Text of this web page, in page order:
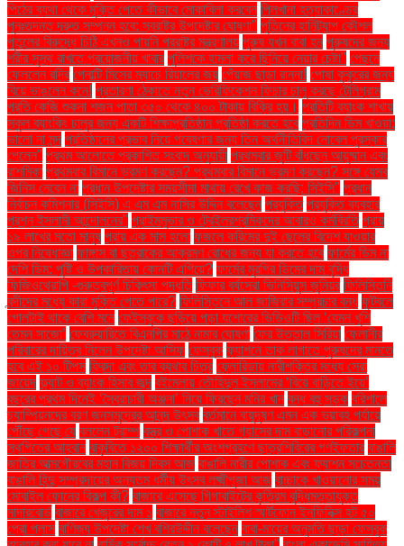
পিঠের ব্যথা থেকে মুক্তি পেতে কীভাবে মোকাবিলা করবেন পিলখানা হত্যাকাণ্ডের
পুনঃতদন্ত দ্রুত সম্পন্ন হবে: স্বরাষ্ট্র উপদেষ্টার ঘোষণা" পুতিনের হানিট্র্যাপ কৌশল
পুতুলের বিরুদ্ধে চিঠি এখনও পায়নি পররাষ্ট্র মন্ত্রণালয় পুরুষ যখন বাবা হন পুরুষদের জন্য
শরীর সুস্থ রাখতে প্রয়োজনীয় খাবার পুলিশকে হামলা করে ছিনিয়ে নেয়ার চেষ্টা" পেছনে
ফেললেন রদ্রি পেনাল্টি মিসের ম্যাচে রিয়ালের জয় পেঁয়াজ ছাড়া রান্না! পোষা কুকুরের জন্য
বিয়ে ভাঙলেন কনে! প্রতারণা ঠেকাতে নতুন ভেরিফিকেশন ফিচার চালু করছে টেলিগ্রাম
প্রতি কেজি শুকনা শজন পাতা ৩৫০ থেকে ৪০০ টাকায় বিক্রি হয়। প্রতিটি ব্যাংক শাখায়
স্কুল ব্যাংকিং চালুর জন্য একটি শিক্ষাপ্রতিষ্ঠান প্রতিষ্ঠা করতে হবে প্রতিদিন ডিম খাওয়া:
ভালো না মন্দ প্রতিষ্ঠানের প্রভাব নিয়ে গবেষণার জন্য তিন অর্থনীতিবিদ নোবেল পুরস্কার
পেলেন" প্রথম আলোতে প্রকাশিত সংবাদ অনুযায়ী প্রথমবার জুটি বাঁধছেন আয়ুষ্মান এবং
রাশমিকা প্রথমবার বিমানে ভ্রমণ করছেন? প্রথমবার বিমানে ভ্রমণ করছেন? সঙ্গে যেসব
জিনিস নেবেন না প্রধান উপদেষ্টার সময়সীমা মাথায় রেখে কাজ করছি: সিইসি" প্রধান
নির্বাচন কমিশনার (সিইসি) এ এম এম নাসির উদ্দিন বলেছেন প্রযুক্তি প্রযুক্তি ব্যবহার
প্রশ্ন ইসলামী আন্দোলনের" প্রাইমমুভার ও ট্রেইলরশ্রমিকদের আবারও কর্মবিরতি প্রায়
১৯ লাখের মতো মানুষ প্রায় এক মাস হলো ফজলে করিমের দুই ছেলের বিদেশ যাওয়ার
ওপর নিষেধাজ্ঞা ফাঙ্গাস বা ছত্রাকের আক্রমণ রোধের জন্য যা করতে হবে ফার্মের ডিম না
দেশি ডিম: পুষ্টি ও উপকারিতায় কোনটি এগিয়ে? ফার্মের মুরগির ডিমের দাম বৃদ্ধি
ফিজিওথেরাপি -গুরুত্বপূর্ণ চিকিৎসা পদ্ধতি ফিফার বর্ষসেরা ভিনিসিয়ুস জুনিয়র ফিলিস্তিনি
বন্দীদের মধ্যে কারা মুক্তি পেতে পারে? ফিলিস্তিনে আল জাজিরার সম্প্রচার বন্ধ ফুটবলে
গোলটাই থাকে বেশি মনে ফেইসবুকে ছড়িয়ে পড়া যশোরের ভিডিওটি ছিল ‘যেমন খুশি
তেমন সাজো’ ফেব্রুয়ারিতে বিএনপির মাঠে নামার ঘোষণা ফের উত্তাল সিরিয়া ফেলানীর
পরিবারের দায়িত্ব নিলেন উপদেষ্টা আসিফ ফেসবুক ফ্যাশনে তাক লাগাতে পুরুষদের মানতে
হবে এই ১০ টিপস ফ্রিদা এবং তার ব্যথার চিত্র ফ্লোরিডায় নারীশক্তির মধ্যে সেরা
জায়েদ ফ্ল্যাট ও ব্যাংক হিসাব জব্দ বইমেলায় তৌহিদুল ইসলামের ‘বিয়ে বাড়িতে ইয়ে’
বছরের প্রথম দিনেই ‘স্বৈরাচারী অঞ্জনা’ নিয়ে ফিরছেন মনির খান বন্ধ বহু সড়ক বরিশালে
চ্যাম্পিয়নদের বরণ জনসমুদ্রের আনন্দ উৎসব বর্তমানে বায়ুদূষণ এমন এক ভয়াবহ পর্যায়ে
পৌঁছে গেছে যে বললেন ট্রাম্প বস্ত্র ও পোশাক খাতে গ্যাসের দাম বাড়ানোর পরিকল্পনা
স্থগিতের আহ্বান বাকৃবিতে ১২০০ শিক্ষার্থীর অংশগ্রহণে ছাত্রশিবিরের গণইফতার বাঙালি
জাতির আত্মগৌরবের মহান বিজয় দিবস আজ বাঙালি নারীর পোশাক এবং ফ্যাশন সচেতনতা
বাঙালি হিন্দু সম্প্রদায়ের অন্যতম ধর্মীয় উৎসব লক্ষ্মীপূজা আজ বাচ্চাকে খাওয়ানোর সময়
মোবাইল ফোনের বিকল্প কী? বাজারে এসেছে গিগাবাইটের কৃত্রিম বুদ্ধিমত্তাযুক্ত
মাদারবোর্ড বাজারে খেজুরের দাম ১ বাজারে নতুন স্টাইলিশ স্মার্টফোন ইনফিনিক্স হট ৫০
প্রো প্লাস বাণিজ্য উপদেষ্টা শেখ বশিরউদ্দীন বলেছেন বাবা-মায়ের অনুমতি ছাড়া ফেসবুক